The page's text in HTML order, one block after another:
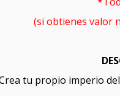
(si obtienes valor
tu propio imperio